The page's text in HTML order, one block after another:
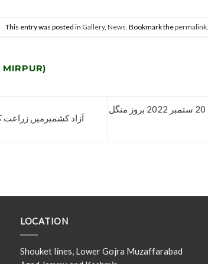
This entry was posted in Gallery, News . Bookmark thepermalink
MIRPUR)
آزاد کشمیرمیں زراعت
تربیت برائے کچن گارڈننگ بمعہ عملی تربیت مورخہ 20 ستمبر 2022 بروز منگل
LOCATION
Shouket lines, Lower Gojra Muzaffarabad